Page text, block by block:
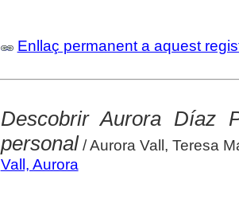
Enllaç permanent a aquest
Descobrir Aurora Díaz
personal/ Aurora Vall, Teresa
Vall, Aurora